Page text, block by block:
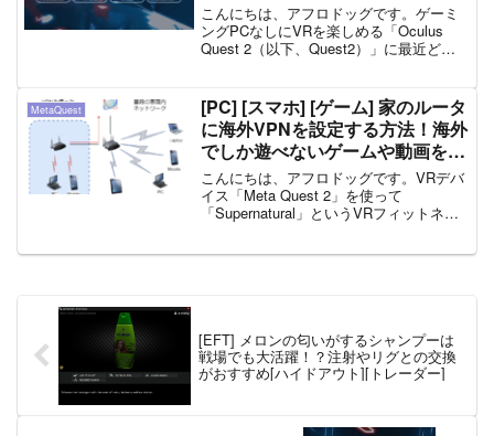
こんにちは、アフロドッグです。ゲーミ
ングPCなしにVRを楽しめる「Oculus
Quest 2（以下、Quest2）」に最近どハ
セーバーを振り回すゲームに夢中です...
MetaQuest
[PC] [スマホ] [ゲーム] 家のルータ
に海外VPNを設定する方法！海外
でしか遊べないゲームや動画を楽
しむ。
こんにちは、アフロドッグです。VRデバ
イス「Meta Quest 2」を使って
「Supernatural」というVRフィットネス
[EFT] メロンの匂いがするシャンプーは
戦場でも大活躍！？注射やリグとの交換
がおすすめ[ハイドアウト][トレーダー]